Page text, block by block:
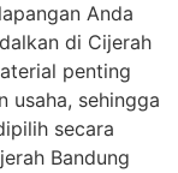
Anda
di Cijerah
penting
usaha, sehingga
secara
Bandung